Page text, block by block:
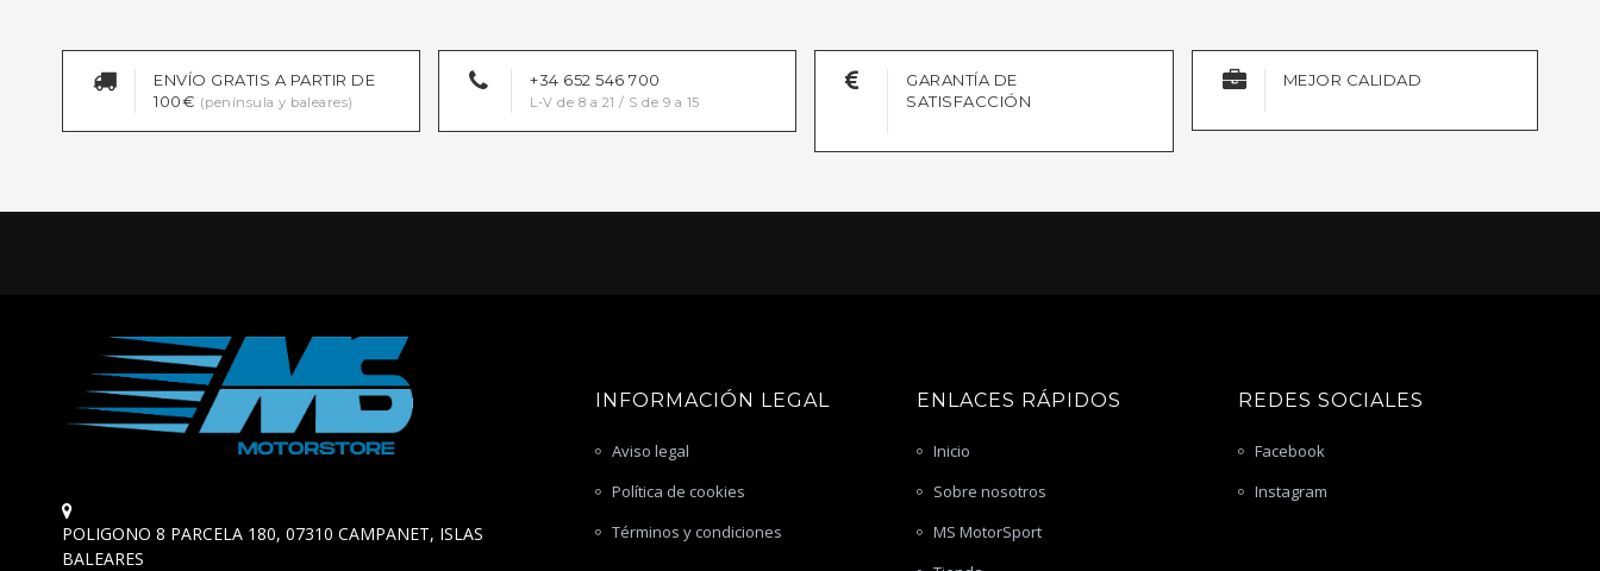
ENVÍO GRATIS A PARTIR DE
100€ (península y baleares)
+34 652 546 700
L-V de 8 a 21 / S de 9 a 15
GARANTÍA DE
SATISFACCIÓN
MEJOR CALIDAD
POLIGONO 8 PARCELA 180, 07310 CAMPANET, ISLAS
BALEARES
INFORMACIÓN LEGAL
Aviso legal
Política de cookies
Términos y condiciones
ENLACES RÁPIDOS
Inicio
Sobre nosotros
MS MotorSport
REDES SOCIALES
Facebook
Instagram